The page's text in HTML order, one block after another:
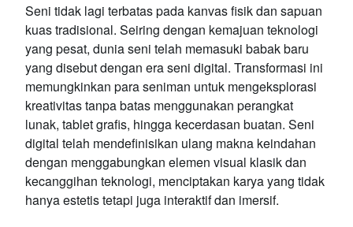
Seni tidak lagi terbatas pada kanvas fisik dan sapuan
kuas tradisional. Seiring dengan kemajuan teknologi
yang pesat, dunia seni telah memasuki babak baru
yang disebut dengan era seni digital. Transformasi ini
memungkinkan para seniman untuk mengeksplorasi
kreativitas tanpa batas menggunakan perangkat
lunak, tablet grafis, hingga kecerdasan buatan. Seni
digital telah mendefinisikan ulang makna keindahan
dengan menggabungkan elemen visual klasik dan
kecanggihan teknologi, menciptakan karya yang tidak
hanya estetis tetapi juga interaktif dan imersif.